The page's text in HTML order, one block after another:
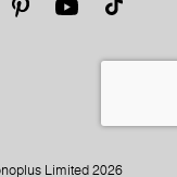
Limited 2026